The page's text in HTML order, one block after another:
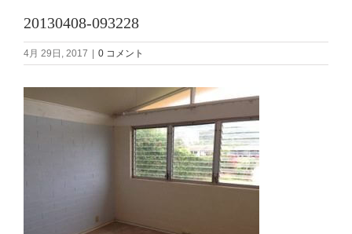
20130408-093228
4月 29日, 2017 0 コメント